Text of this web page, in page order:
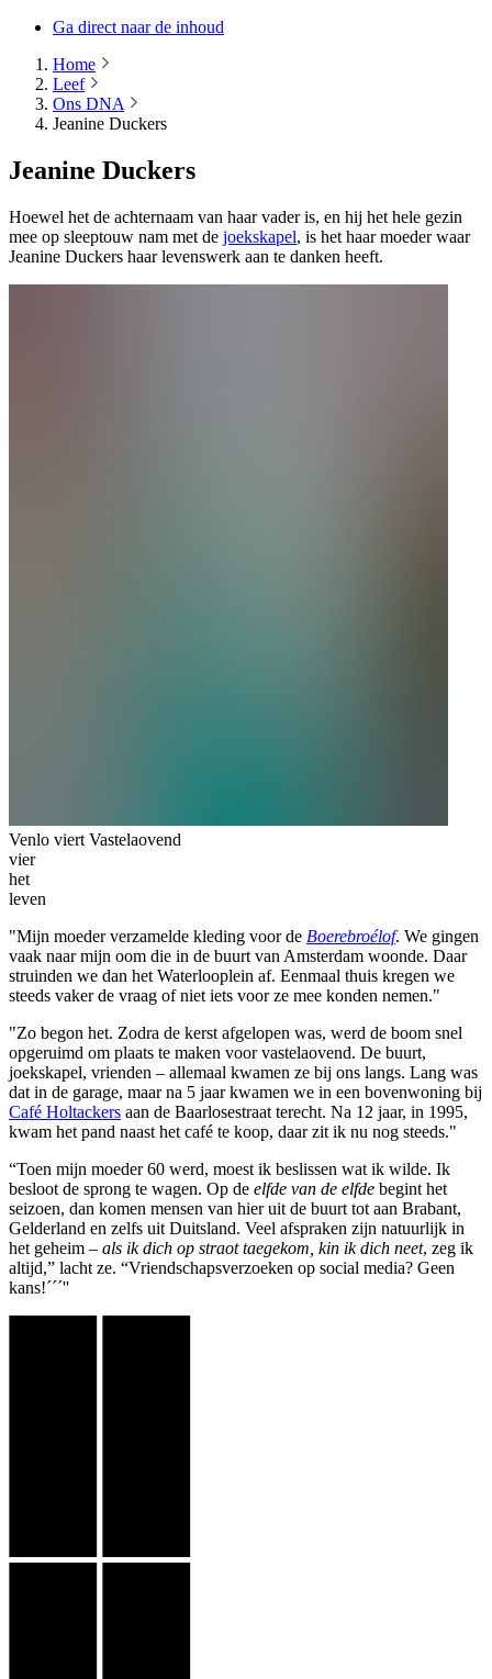
Ga direct naar de inhoud
Home
Leef
Ons DNA
Jeanine Duckers
Jeanine Duckers
Hoewel het de achternaam van haar vader is, en hij het hele gezin
mee op sleeptouw nam met de joekskapel, is het haar moeder waar
Jeanine Duckers haar levenswerk aan te danken heeft.
Venlo viert Vastelaovend
vier
het
leven
"Mijn moeder verzamelde kleding voor de Boerebroélof. We gingen
vaak naar mijn oom die in de buurt van Amsterdam woonde. Daar
struinden we dan het Waterlooplein af. Eenmaal thuis kregen we
steeds vaker de vraag of niet iets voor ze mee konden nemen."
"Zo begon het. Zodra de kerst afgelopen was, werd de boom snel
opgeruimd om plaats te maken voor vastelaovend. De buurt,
joekskapel, vrienden – allemaal kwamen ze bij ons langs. Lang was
dat in de garage, maar na 5 jaar kwamen we in een bovenwoning bij
Café Holtackers aan de Baarlosestraat terecht. Na 12 jaar, in 1995,
kwam het pand naast het café te koop, daar zit ik nu nog steeds."
“Toen mijn moeder 60 werd, moest ik beslissen wat ik wilde. Ik
besloot de sprong te wagen. Op de elfde van de elfde begint het
seizoen, dan komen mensen van hier uit de buurt tot aan Brabant,
Gelderland en zelfs uit Duitsland. Veel afspraken zijn natuurlijk in
het geheim – als ik dich op straot taegekom, kin ik dich neet, zeg ik
altijd,” lacht ze. “Vriendschapsverzoeken op social media? Geen
kans!´´´''